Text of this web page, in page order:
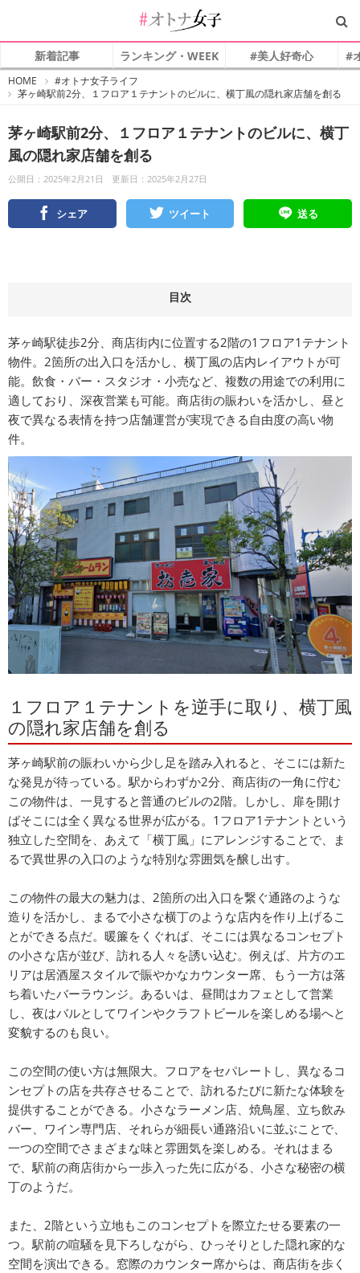
新着記事 ランキング・WEEK #美人好奇心 #
HOME
オ
ト
子
#オトナ女子ライフ
茅ヶ崎駅前2分、１フロア１テナントのビルに、横丁風の隠れ家店舗を創る
茅ヶ崎駅前2分、１フロア１テナントのビルに、横丁
風の隠れ家店舗を創る
公開日：2025年2月21日 更新日：2025年2月27日
シェア ツイート 送る
目次
茅ヶ崎駅徒歩2分、商店街内に位置する2階の1フロア1テナント
物件。2箇所の出入口を活かし、横丁風の店内レイアウトが可
能。飲食・バー・スタジオ・小売など、複数の用途での利用に
適しており、深夜営業も可能。商店街の賑わいを活かし、昼と
夜で異なる表情を持つ店舗運営が実現できる自由度の高い物
件。
１フロア１テナントを逆手に取り、横丁風
の隠れ家店舗を創る
茅ヶ崎駅前の賑わいから少し足を踏み入れると、そこには新た
な発見が待っている。駅からわずか2分、商店街の一角に佇む
この物件は、一見すると普通のビルの2階。しかし、扉を開け
ばそこには全く異なる世界が広がる。1フロア1テナントという
独立した空間を、あえて「横丁風」にアレンジすることで、ま
るで異世界の入口のような特別な雰囲気を醸し出す。
この物件の最大の魅力は、2箇所の出入口を繋ぐ通路のような
造りを活かし、まるで小さな横丁のような店内を作り上げるこ
とができる点だ。暖簾をくぐれば、そこには異なるコンセプト
の小さな店が並び、訪れる人々を誘い込む。例えば、片方のエ
リアは居酒屋スタイルで賑やかなカウンター席、もう一方は落
ち着いたバーラウンジ。あるいは、昼間はカフェとして営業
し、夜はバルとしてワインやクラフトビールを楽しめる場へと
変貌するのも良い。
この空間の使い方は無限大。フロアをセパレートし、異なるコ
ンセプトの店を共存させることで、訪れるたびに新たな体験を
提供することができる。小さなラーメン店、焼鳥屋、立ち飲み
バー、ワイン専門店、それらが細長い通路沿いに並ぶことで、
一つの空間でさまざまな味と雰囲気を楽しめる。それはまる
で、駅前の商店街から一歩入った先に広がる、小さな秘密の横
丁のようだ。
また、2階という立地もこのコンセプトを際立たせる要素の一
つ。駅前の喧騒を見下ろしながら、ひっそりとした隠れ家的な
空間を演出できる。窓際のカウンター席からは、商店街を歩く